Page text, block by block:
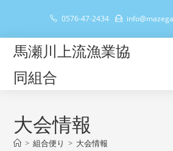
テ
0576-47-2434
馬瀬川上流漁業協
同組合
大会情報
> 組合便り > 大会情報